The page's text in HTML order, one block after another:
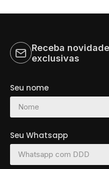
Receba
exclusivas
Seu nome
Seu Whatsapp